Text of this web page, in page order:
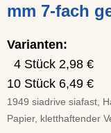
mm 7-fach
Varianten:
4 Stück 2,98 €
10 Stück 6,49 €
1949 siadrive siafast,
Papier, kletthaftender